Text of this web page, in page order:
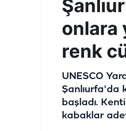
onlara
renk
UNESCO
Şanlıurfa'da
başladı.
kabaklar